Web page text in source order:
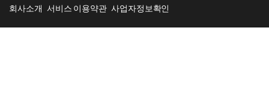
회사소개 서비스 이용약관 사업자정보확인